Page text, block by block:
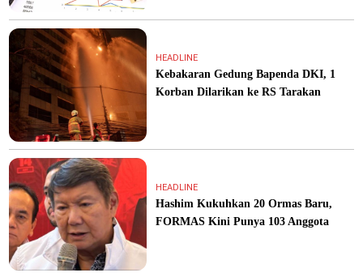
HEADLINE
Kebakaran Gedung Bapenda DKI, 1
Korban Dilarikan ke RS Tarakan
HEADLINE
Hashim Kukuhkan 20 Ormas Baru,
FORMAS Kini Punya 103 Anggota